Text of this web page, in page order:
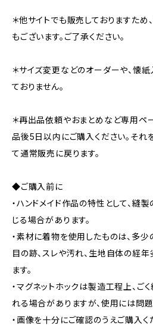
＊他サイトでも販売しておりますた
もございます。ご了承ください。
＊サイズ変更などのオーダーや、懐
ておりません。
＊再出品依頼やおまとめなど専用ペ
品後5日以内にご購入ください。それ
て通常販売に戻ります。
◆ご購入前に
・ハンドメイド作品の特性として、縫
じる場合があります。
・素材に着物を使用したものは、多
目の跡、スレや汚れ、生地自体の経
ます。
・マグネットホックは製造工程上、ご
れる場合がありますが、使用には問題
・画像を十分にご確認のうえご購入